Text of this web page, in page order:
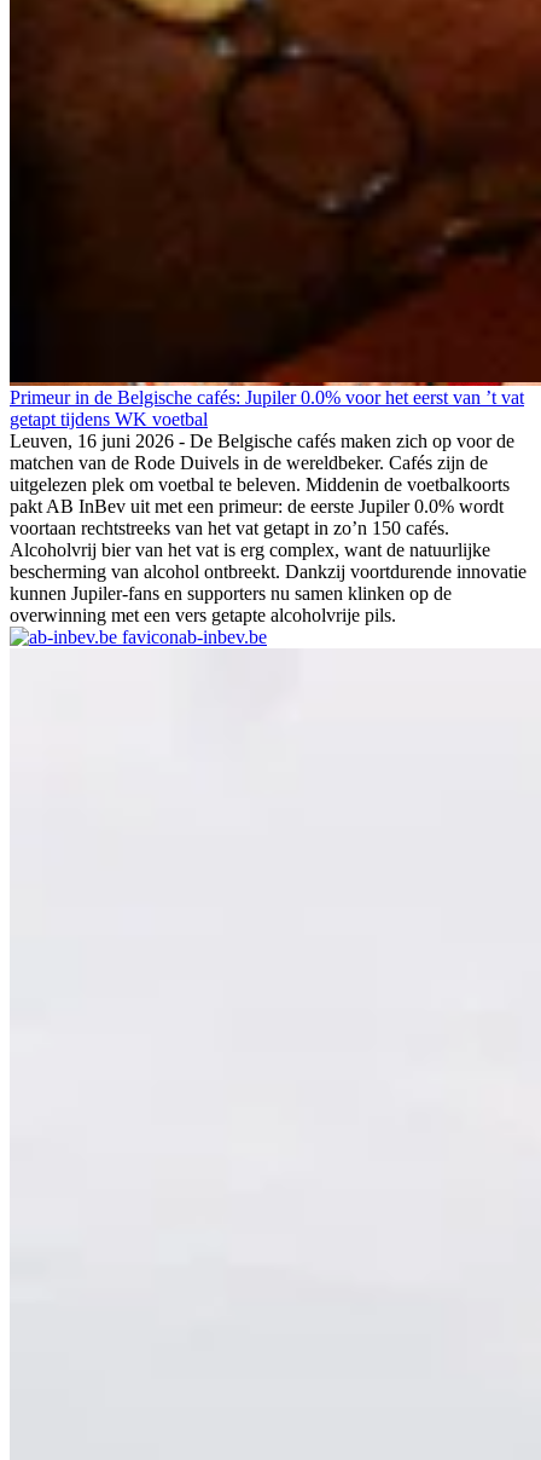
Primeur in de Belgische cafés: Jupiler 0.0% voor het eerst van ’t vat
getapt tijdens WK voetbal
Leuven, 16 juni 2026 - De Belgische cafés maken zich op voor de
matchen van de Rode Duivels in de wereldbeker. Cafés zijn de
uitgelezen plek om voetbal te beleven. Middenin de voetbalkoorts
pakt AB InBev uit met een primeur: de eerste Jupiler 0.0% wordt
voortaan rechtstreeks van het vat getapt in zo’n 150 cafés.
Alcoholvrij bier van het vat is erg complex, want de natuurlijke
bescherming van alcohol ontbreekt. Dankzij voortdurende innovatie
kunnen Jupiler-fans en supporters nu samen klinken op de
overwinning met een vers getapte alcoholvrije pils.
ab-inbev.be